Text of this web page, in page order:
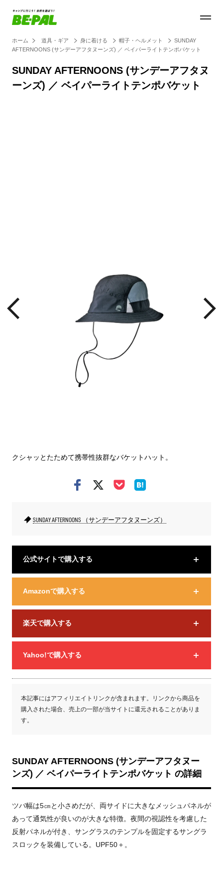
ホーム 道具・ギア 身に着ける 帽子・ヘルメット
SUNDAY
AFTERNOONS (サンデーアフタヌーンズ) ／ ベイパーライトテンポバケット
SUNDAY AFTERNOONS (サンデーアフタヌ
ーンズ) ／ ベイパーライトテンポバケット
クシャッとたためて携帯性抜群なバケットハット。
SUNDAY AFTERNOONS （サンデーアフタヌーンズ）
公式サイトで購入する
Amazonで購入する
楽天で購入する
Yahoo!で購入する
本記事にはアフィリエイトリンクが含まれます。リンクから商品を
購入された場合、売上の一部が当サイトに還元されることがありま
す。
SUNDAY AFTERNOONS (サンデーアフタヌー
ンズ) ／ ベイパーライトテンポバケット の詳細
ツバ幅は5㎝と小さめだが、両サイドに大きなメッシュパネルが
あって通気性が良いのが大きな特徴。夜間の視認性を考慮した
反射パネルが付き、サングラスのテンプルを固定するサングラ
スロックを装備している。UPF50＋。